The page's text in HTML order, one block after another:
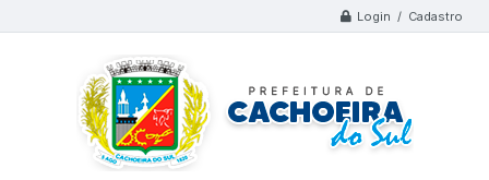
Login / Cadastro